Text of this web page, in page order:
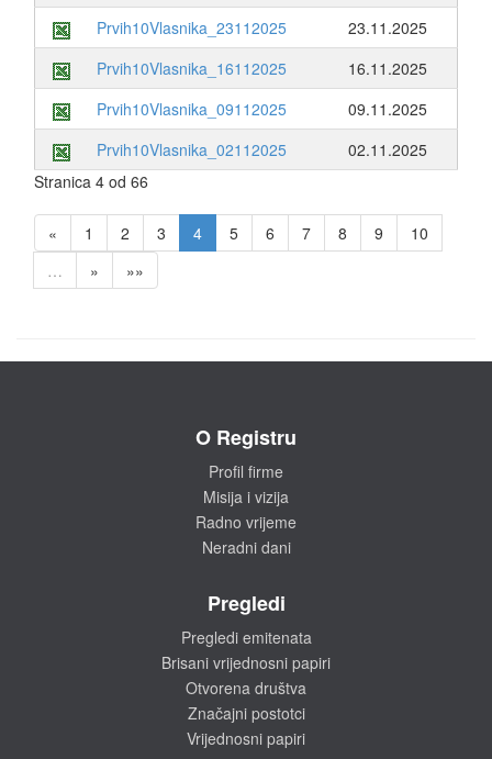
Prvih10Vlasnika_23112025
23.11.2025
Prvih10Vlasnika_16112025
16.11.2025
Prvih10Vlasnika_09112025
09.11.2025
Prvih10Vlasnika_02112025
02.11.2025
Stranica 4 od 66
« 1 2 3 4 5 6 7 8 9
10
…
» »»
O Registru
Profil firme
Misija i vizija
Radno vrijeme
Neradni dani
Pregledi
Pregledi emitenata
Brisani vrijednosni papiri
Otvorena društva
Značajni postotci
Vrijednosni papiri